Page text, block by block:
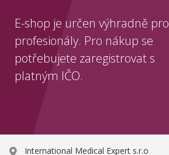
E-shop je určen výhradně pro
profesionály. Pro nákup se
potřebujete zaregistrovat s
platným IČO.
International Medical Expert s.r.o